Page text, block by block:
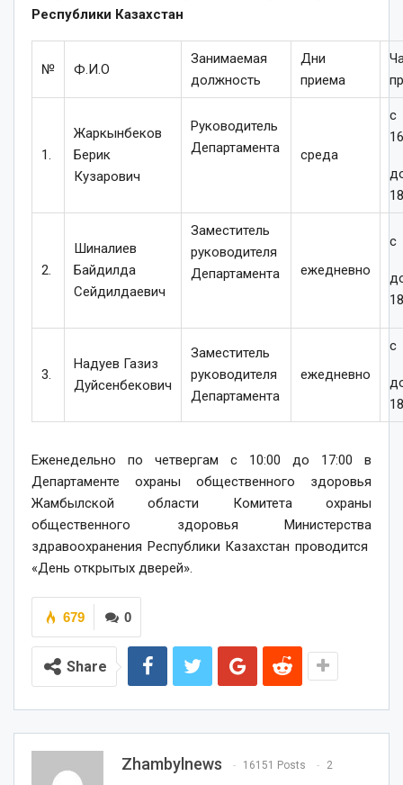
Республики Казахстан
№ Ф.И.О
Занимаемая
должность
Дни
приема
1.
Жаркынбеков
Берик
Кузарович
Руководитель
Департамента
среда
с
2.
Шиналиев
Байдилда
Сейдилдаевич
Заместитель
руководителя
Департамента
ежедневно
с
3.
Надуев Газиз
Дуйсенбекович
Заместитель
руководителя
Департамента
ежедневно
с
Еженедельно по четвергам с 10:00 до 17:00 в
Департаменте охраны общественного здоровья
Жамбылской области Комитета охраны
общественного здоровья Министерства
здравоохранения Республики Казахстан проводится
«День открытых дверей».
0
679
Share
Zhambylnews 16151 Posts 2